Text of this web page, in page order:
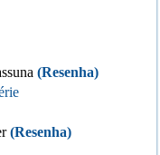
(Resenha)
(Resenha)